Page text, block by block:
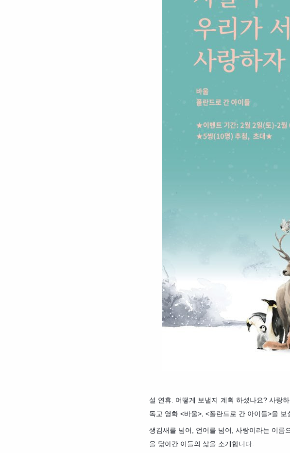
설 연휴. 어떻게 보낼지 계획 하셨나요? 사랑
독교 영화 <바울>, <폴란드로 간 아이들>을
생김새를 넘어, 언어를 넘어, 사랑이라는 이름
을 닮아간 이들의 삶을 소개합니다.